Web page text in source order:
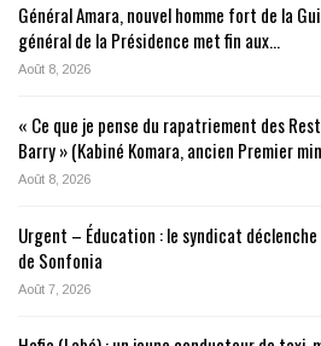
Général Amara, nouvel homme fort de la
général de la Présidence met fin aux…
Août 8, 2026
« Ce que je pense du rapatriement des
Barry » (Kabiné Komara, ancien Premier
Août 8, 2026
Urgent – Éducation : le syndicat déclenche
de Sonfonia
Août 7, 2026